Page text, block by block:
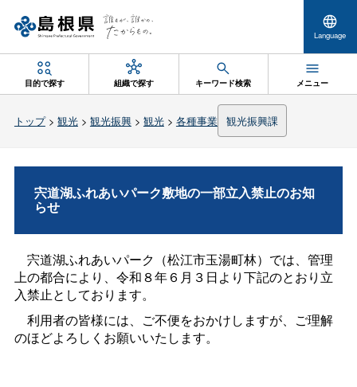
Language
目的で探す 組織で探す キーワード検索 メニュー
トップ> 観光> 観光振興> 観光> 各種事業 観光振興課
宍道湖ふれあいパーク敷地の一部立入禁止のお知
らせ
宍道湖ふれあいパーク（松江市玉湯町林）では、管理
上の都合により、令和８年６月３日より下記のとおり立
入禁止としております。
利用者の皆様には、ご不便をおかけしますが、ご理解
のほどよろしくお願いいたします。